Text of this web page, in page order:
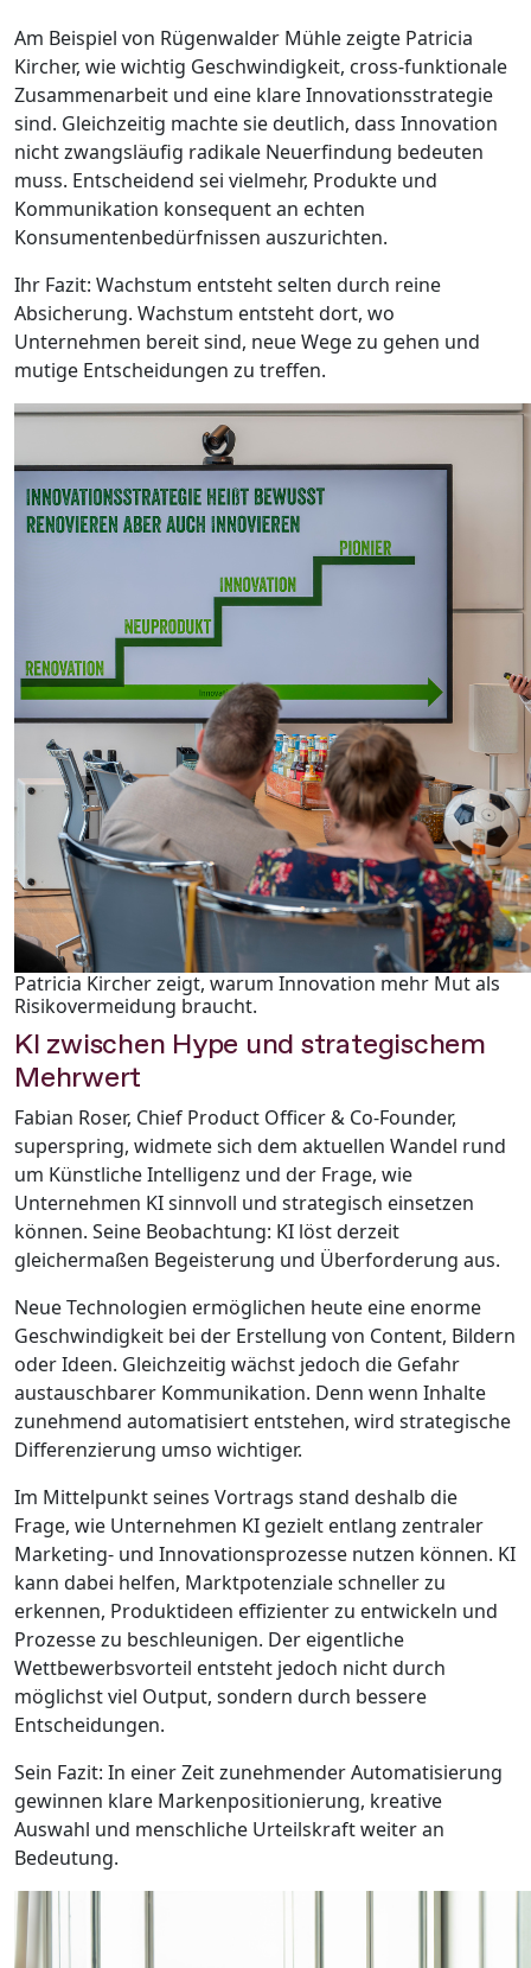
Am Beispiel von Rügenwalder Mühle zeigte Patricia
Kircher, wie wichtig Geschwindigkeit, cross-funktionale
Zusammenarbeit und eine klare Innovationsstrategie
sind. Gleichzeitig machte sie deutlich, dass Innovation
nicht zwangsläufig radikale Neuerfindung bedeuten
muss. Entscheidend sei vielmehr, Produkte und
Kommunikation konsequent an echten
Konsumentenbedürfnissen auszurichten.
Ihr Fazit: Wachstum entsteht selten durch reine
Absicherung. Wachstum entsteht dort, wo
Unternehmen bereit sind, neue Wege zu gehen und
mutige Entscheidungen zu treffen.
Patricia Kircher zeigt, warum Innovation mehr Mut als
Risikovermeidung braucht.
KI zwischen Hype und strategischem
Mehrwert
Fabian Roser, Chief Product Officer & Co-Founder,
superspring, widmete sich dem aktuellen Wandel rund
um Künstliche Intelligenz und der Frage, wie
Unternehmen KI sinnvoll und strategisch einsetzen
können. Seine Beobachtung: KI löst derzeit
gleichermaßen Begeisterung und Überforderung aus.
Neue Technologien ermöglichen heute eine enorme
Geschwindigkeit bei der Erstellung von Content, Bildern
oder Ideen. Gleichzeitig wächst jedoch die Gefahr
austauschbarer Kommunikation. Denn wenn Inhalte
zunehmend automatisiert entstehen, wird strategische
Differenzierung umso wichtiger.
Im Mittelpunkt seines Vortrags stand deshalb die
Frage, wie Unternehmen KI gezielt entlang zentraler
Marketing- und Innovationsprozesse nutzen können. KI
kann dabei helfen, Marktpotenziale schneller zu
erkennen, Produktideen effizienter zu entwickeln und
Prozesse zu beschleunigen. Der eigentliche
Wettbewerbsvorteil entsteht jedoch nicht durch
möglichst viel Output, sondern durch bessere
Entscheidungen.
Sein Fazit: In einer Zeit zunehmender Automatisierung
gewinnen klare Markenpositionierung, kreative
Auswahl und menschliche Urteilskraft weiter an
Bedeutung.